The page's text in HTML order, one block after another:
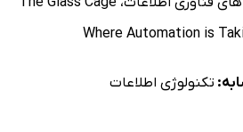
Where Automation is
تکنولوژی اطلاعات